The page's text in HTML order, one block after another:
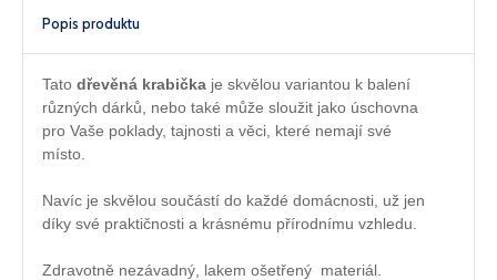
Popis produktu
Tato dřevěná krabička je skvělou variantou k balení
různých dárků, nebo také může sloužit jako úschovna
pro Vaše poklady, tajnosti a věci, které nemají své
místo.
Navíc je skvělou součástí do každé domácnosti, už jen
díky své praktičnosti a krásnému přírodnímu vzhledu.
Zdravotně nezávadný, lakem ošetřený materiál.